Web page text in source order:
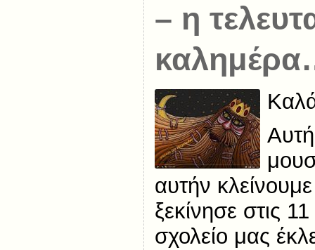
– η
Αυτή
αυτήν
ξεκίνησε στις
σχολείο μας